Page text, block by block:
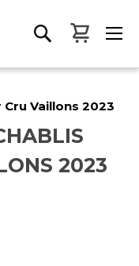
Mon
Vaillons 2023
2023